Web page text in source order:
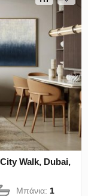
Walk, Dubai,
Μπάνια: 1